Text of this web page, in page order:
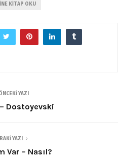
KITAP OKU
YAZI
Dostoyevski
YAZI
Var – Nasıl?